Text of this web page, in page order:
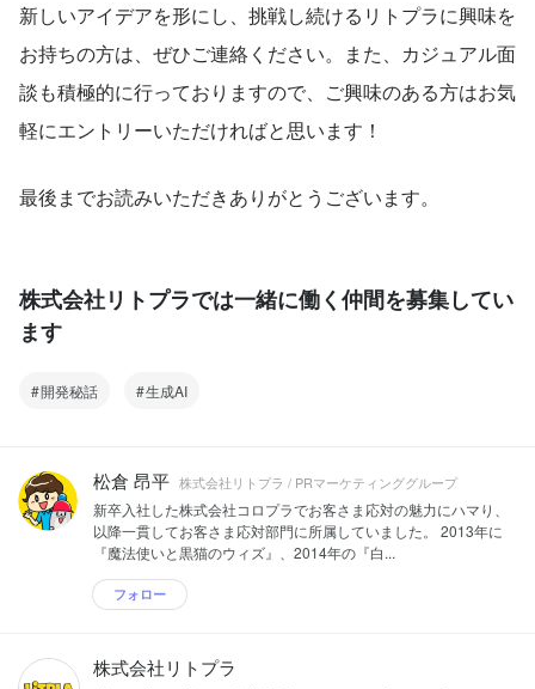
新しいアイデアを形にし、挑戦し続けるリトプラに興味を
お持ちの方は、ぜひご連絡ください。また、カジュアル面
談も積極的に行っておりますので、ご興味のある方はお気
軽にエントリーいただければと思います！
最後までお読みいただきありがとうございます。
株式会社リトプラでは一緒に働く仲間を募集してい
ます
開発秘話 生成AI
松倉 昂平 株式会社リトプラ / PRマーケティンググループ
新卒入社した株式会社コロプラでお客さま応対の魅力にハマり、
以降一貫してお客さま応対部門に所属していました。 2013年に
『魔法使いと黒猫のウィズ』、2014年の『白...
フォロー
株式会社リトプラ